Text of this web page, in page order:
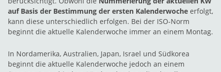
auf Basis der Bestimmung der ersten Kalenderwoche erfolgt,
kann diese unterschiedlich erfolgen. Bei der ISO-Norm
beginnt die aktuelle Kalenderwoche immer an einem Montag.
In Nordamerika, Australien, Japan, Israel und Südkorea
beginnt die aktuelle Kalenderwoche jedoch an einem